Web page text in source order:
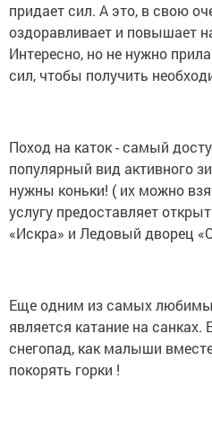
придает сил. А это, в свою
оздоравливает и повышает
Интересно, но не нужно
сил, чтобы получить
Поход на каток - самый
популярный вид активного
нужны коньки! ( их можно
услугу предоставляет
«Искра» и Ледовый дворец
Еще одним из самых
является катание на санках.
снегопад, как малыши
покорять горки !